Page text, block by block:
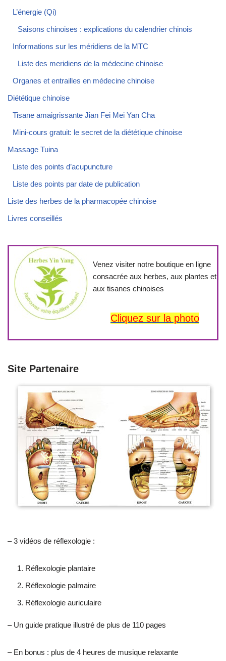
L’énergie (Qi)
Saisons chinoises : explications du calendrier chinois
Informations sur les méridiens de la MTC
Liste des meridiens de la médecine chinoise
Organes et entrailles en médecine chinoise
Diététique chinoise
Tisane amaigrissante Jian Fei Mei Yan Cha
Mini-cours gratuit: le secret de la diététique chinoise
Massage Tuina
Liste des points d’acupuncture
Liste des points par date de publication
Liste des herbes de la pharmacopée chinoise
Livres conseillés
Venez visiter notre boutique en ligne
consacrée aux herbes, aux plantes et
aux tisanes chinoises
Cliquez sur la photo
Site Partenaire
– 3 vidéos de réflexologie :
Réflexologie plantaire
Réflexologie palmaire
Réflexologie auriculaire
– Un guide pratique illustré de plus de 110 pages
– En bonus : plus de 4 heures de musique relaxante